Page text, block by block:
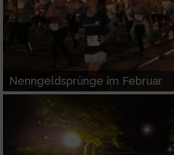
Nenngeldsprünge im Februar